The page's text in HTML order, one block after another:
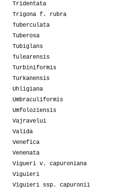
Tridentata
Trigona f. rubra
Tuberculata
Tuberosa
Tubiglans
Tulearensis
Turbiniformis
Turkanensis
Uhligiana
Umbraculiformis
Umfoloziensis
Vajravelui
Valida
Venefica
Venenata
Vigueri v. capuroniana
Viguieri
Viguieri ssp. capuronii